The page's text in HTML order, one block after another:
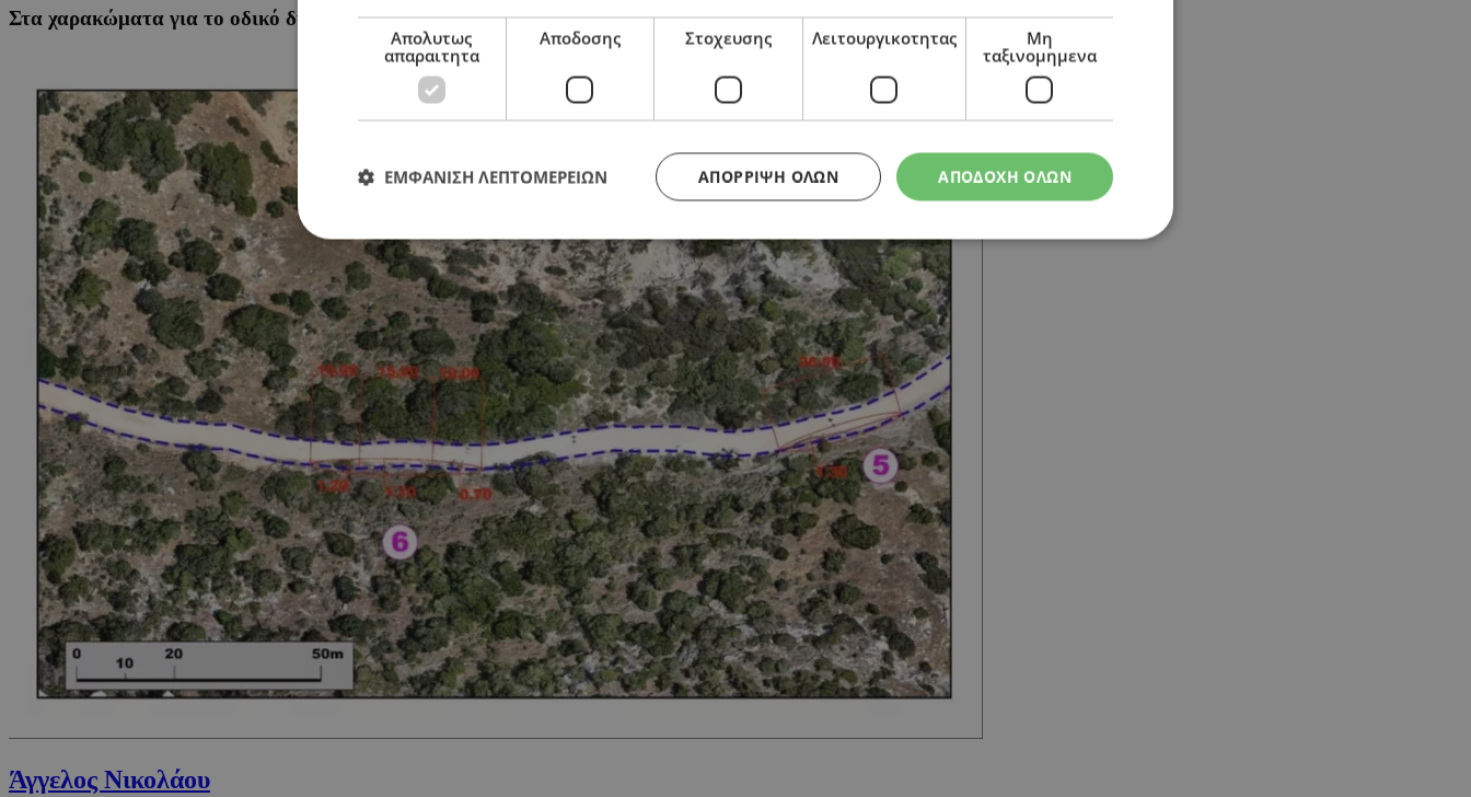
Στα χαρακώματα για το οδικό δίκτυο στον Ακάμα – Περιβαλλοντικές οργανώσεις εναντίον του Δήμου
Άγγελος Νικολάου
Απολυτως
απαραιτητα
Αποδοσης Στοχευσης Λειτουργικοτητας
Μη
ταξινομημενα
ΑΠΟΔΟΧΗ ΟΛΩΝ
ΑΠΌΡΡΙΨΗ ΌΛΩΝ
ΕΜΦΑΝΙΣΗ ΛΕΠΤΟΜΕΡΕΙΩΝ